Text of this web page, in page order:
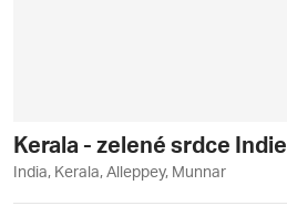
Kerala - zelené srdce Indie
India, Kerala, Alleppey, Munnar